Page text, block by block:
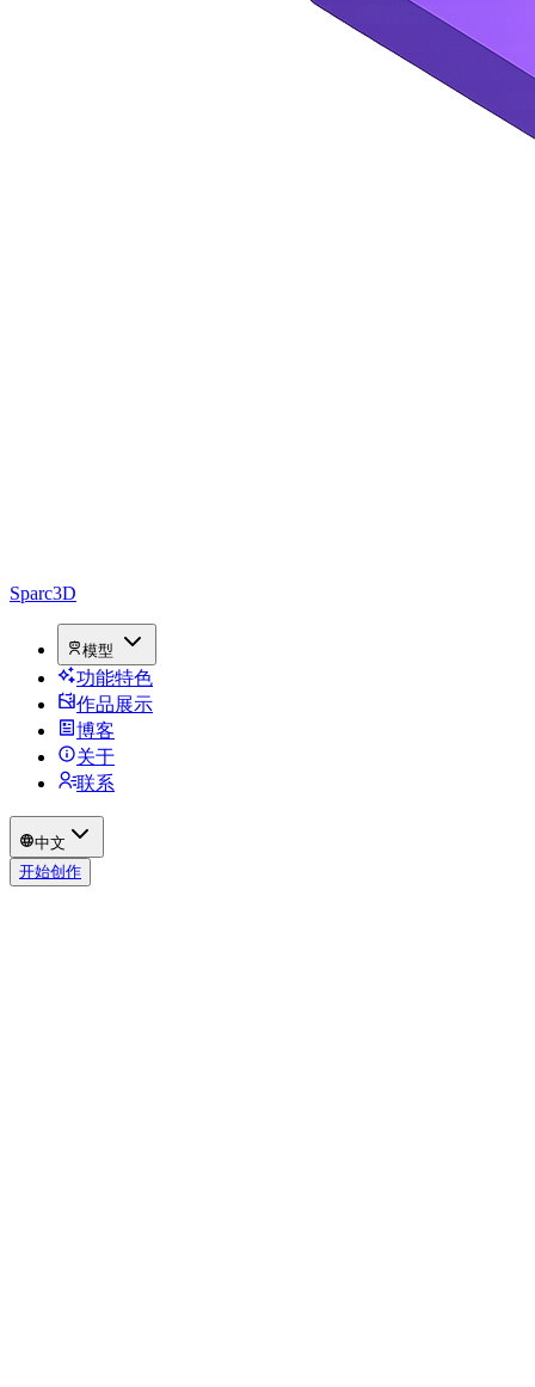
Sparc3D
模型
功能特色
作品展示
博客
关于
联系
中文
开始创作